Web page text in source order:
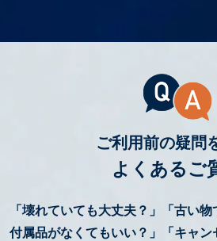
ご利用前の疑問
よくあるご
「壊れていても大丈夫？」「古い
付属品がなくてもいい？」「キャ